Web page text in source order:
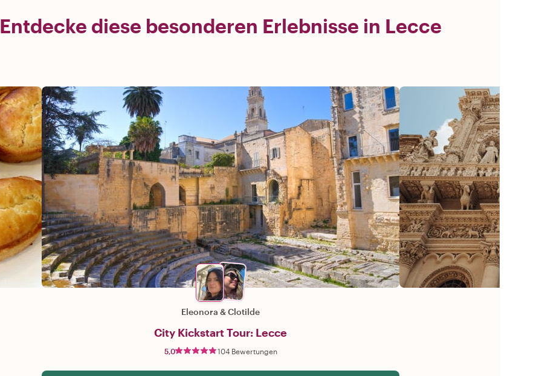
Entdecke diese besonderen Erlebnisse in Lecce
Eleonora &Clotilde
City Kickstart Tour: Lecce
5,0 104 Bewertungen